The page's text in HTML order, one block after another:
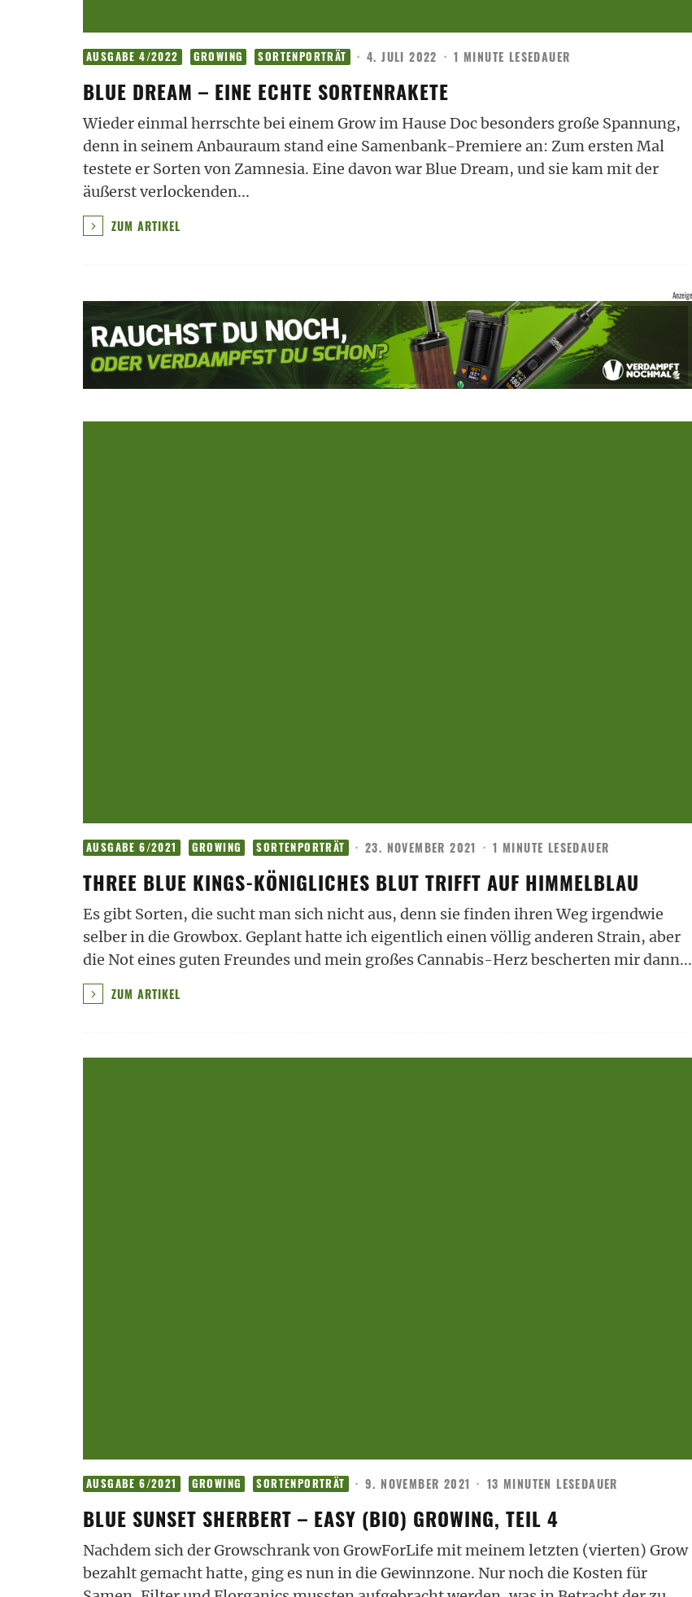
AUSGABE 4/2022 GROWING SORTENPORTRÄT · 4. JULI 2022 · 1 MINUTE LESEDAUER
BLUE DREAM – EINE ECHTE SORTENRAKETE
Wieder einmal herrschte bei einem Grow im Hause Doc besonders große Spannung,
denn in seinem Anbauraum stand eine Samenbank-Premiere an: Zum ersten Mal
testete er Sorten von Zamnesia. Eine davon war Blue Dream, und sie kam mit der
äußerst verlockenden...
ZUM ARTIKEL
AUSGABE 6/2021 GROWING SORTENPORTRÄT · 23. NOVEMBER 2021 · 1 MINUTE LESEDAUER
THREE BLUE KINGS-KÖNIGLICHES BLUT TRIFFT AUF HIMMELBLAU
Es gibt Sorten, die sucht man sich nicht aus, denn sie finden ihren Weg irgendwie
selber in die Growbox. Geplant hatte ich eigentlich einen völlig anderen Strain, aber
die Not eines guten Freundes und mein großes Cannabis-Herz bescherten mir dann...
ZUM ARTIKEL
AUSGABE 6/2021 GROWING SORTENPORTRÄT · 9. NOVEMBER 2021 · 13 MINUTEN LESEDAUER
BLUE SUNSET SHERBERT – EASY (BIO) GROWING, TEIL 4
Nachdem sich der Growschrank von GrowForLife mit meinem letzten (vierten) Grow
bezahlt gemacht hatte, ging es nun in die Gewinnzone. Nur noch die Kosten für